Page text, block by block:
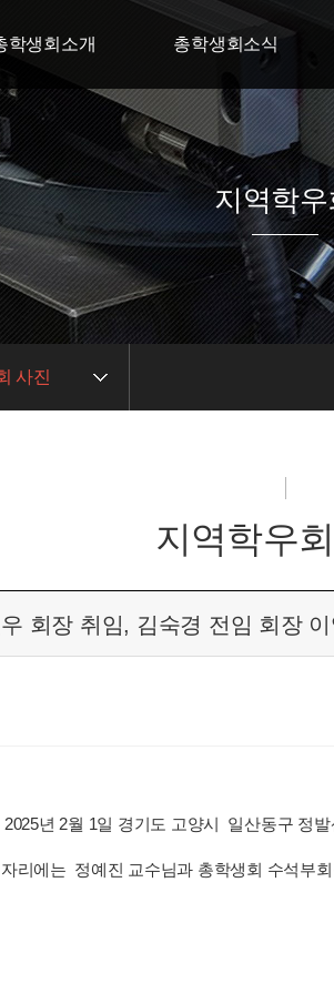
학생회소개
생회장 인사말
총학생회 연혁
총학생회 회칙
학생회 오시는길
총학생회소식
총학생회 일정
사진앨범
중앙선거 관리위윈회
사진
지역학우
지역학우
회장 취임, 김숙경 전임 회장
년 2월 1일 경기도 고양시 일산동구 정발
에는 정예진 교수님과 총학생회 수석부